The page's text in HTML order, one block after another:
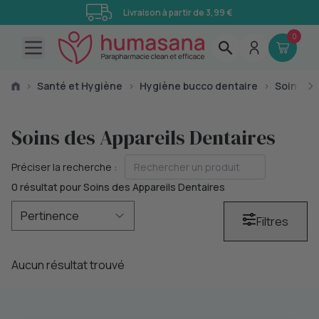
Livraison à partir de 3,99 €
Open main menu
0
› Santé et Hygiène › Hygiène bucco dentaire › Soins
Soins des Appareils Dentaires
Préciser la recherche :
0 résultat pour Soins des Appareils Dentaires
Filtres
Aucun résultat trouvé